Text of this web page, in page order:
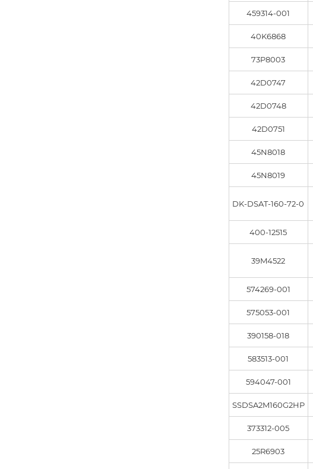
459314-001
40K6868
73P8003
42D0747
42D0748
42D0751
45N8018
45N8019
DK-DSAT-160-72-0
400-12515
39M4522
574269-001
575053-001
390158-018
583513-001
594047-001
SSDSA2M160G2HP
373312-005
25R6903